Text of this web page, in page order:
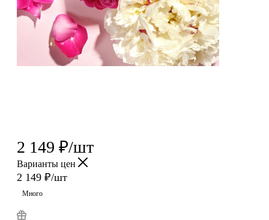
2 149 ₽/шт
Варианты цен
2 149 ₽/шт
Много